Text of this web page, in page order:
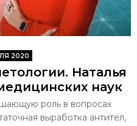
2020
Наталья
наук
роль в вопросах
выработка антител,